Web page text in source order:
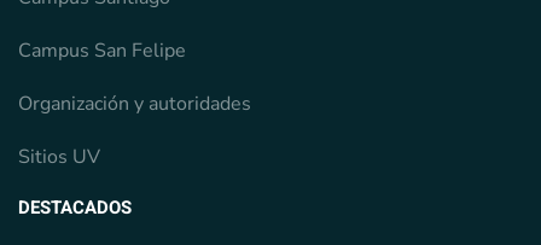
Campus San Felipe
Organización y autoridades
Sitios UV
DESTACADOS